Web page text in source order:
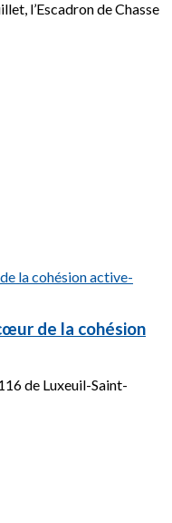
l’Escadron de Chasse
de la cohésion
de Luxeuil-Saint-